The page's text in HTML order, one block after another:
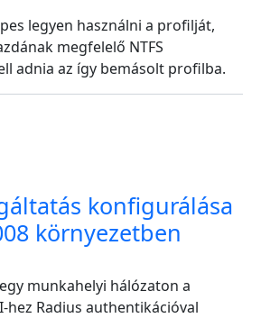
legyen használni a profilját,
megfelelő NTFS
adnia az így bemásolt profilba.
konfigurálása
környezetben
munkahelyi hálózaton a
hez Radius authentikációval